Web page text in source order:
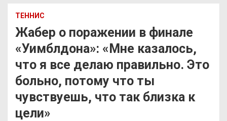
ТЕННИС
Жабер о поражении в финале
«Уимблдона»: «Мне казалось,
что я все делаю правильно. Это
больно, потому что ты
чувствуешь, что так близка к
цели»